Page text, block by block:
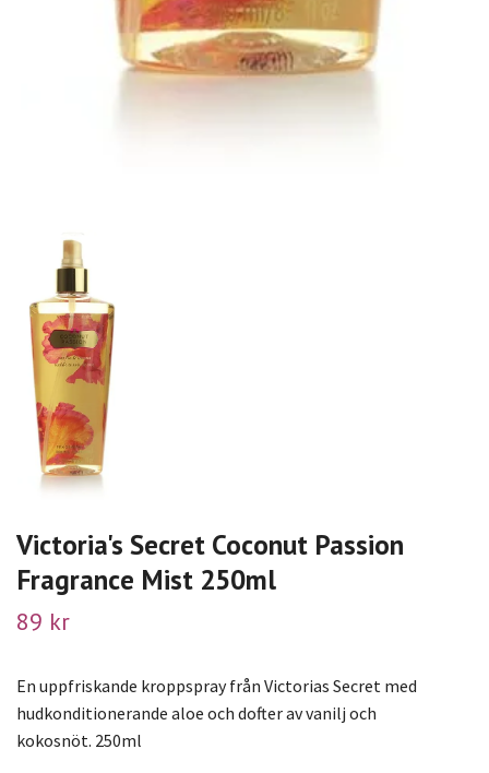
Victoria's Secret Coconut Passion
Fragrance Mist 250ml
89 kr
En uppfriskande kroppspray från Victorias Secret med
hudkonditionerande aloe och dofter av vanilj och
kokosnöt. 250ml